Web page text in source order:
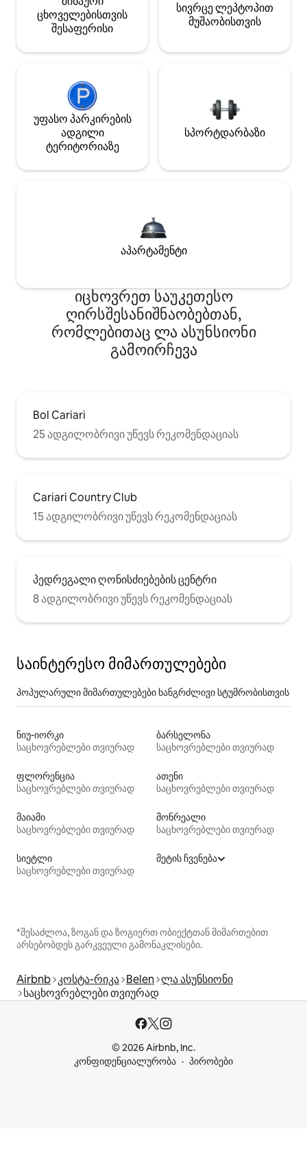
ცხოველებისთვის
შესაფერისი
სივრცე ლეპტოპით
მუშაობისთვის
უფასო პარკირების
ადგილი
ტერიტორიაზე
სპორტდარბაზი
აპარტამენტი
იცხოვრეთ საუკეთესო
ღირსშესანიშნაობებთან,
რომლებითაც ლა ასუნსიონი
გამოირჩევა
Bol Cariari
25 ადგილობრივი უწევს რეკომენდაციას
Cariari Country Club
15 ადგილობრივი უწევს რეკომენდაციას
პედრეგალი ღონისძიებების ცენტრი
8 ადგილობრივი უწევს რეკომენდაციას
საინტერესო მიმართულებები
პოპულარული მიმართულებები ხანგრძლივი სტუმრობისთვის
ნიუ-იორკი
საცხოვრებლები თვიურად
ბარსელონა
საცხოვრებლები თვიურად
ფლორენცია
საცხოვრებლები თვიურად
ათენი
საცხოვრებლები თვიურად
მაიამი
საცხოვრებლები თვიურად
მონრეალი
საცხოვრებლები თვიურად
სიეტლი
საცხოვრებლები თვიურად
მეტის ჩვენება
*შესაძლოა, ზოგან და ზოგიერთ ობიექტთან მიმართებით
არსებობდეს გარკვეული გამონაკლისები.
Airbnb კოსტა-რიკა Belen ლა ასუნსიონი
საცხოვრებლები თვიურად
© 2026 Airbnb, Inc.
კონფიდენციალურობა
პირობები